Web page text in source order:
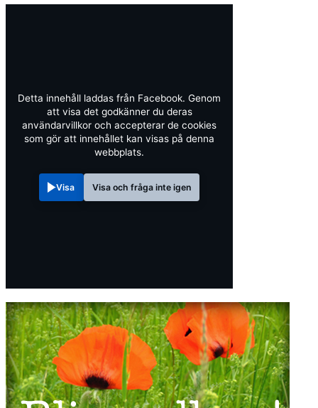
Detta innehåll laddas från Facebook. Genom
att visa det godkänner du deras
användarvillkor och accepterar de cookies
som gör att innehållet kan visas på denna
webbplats.
Visa Visa och fråga inte igen